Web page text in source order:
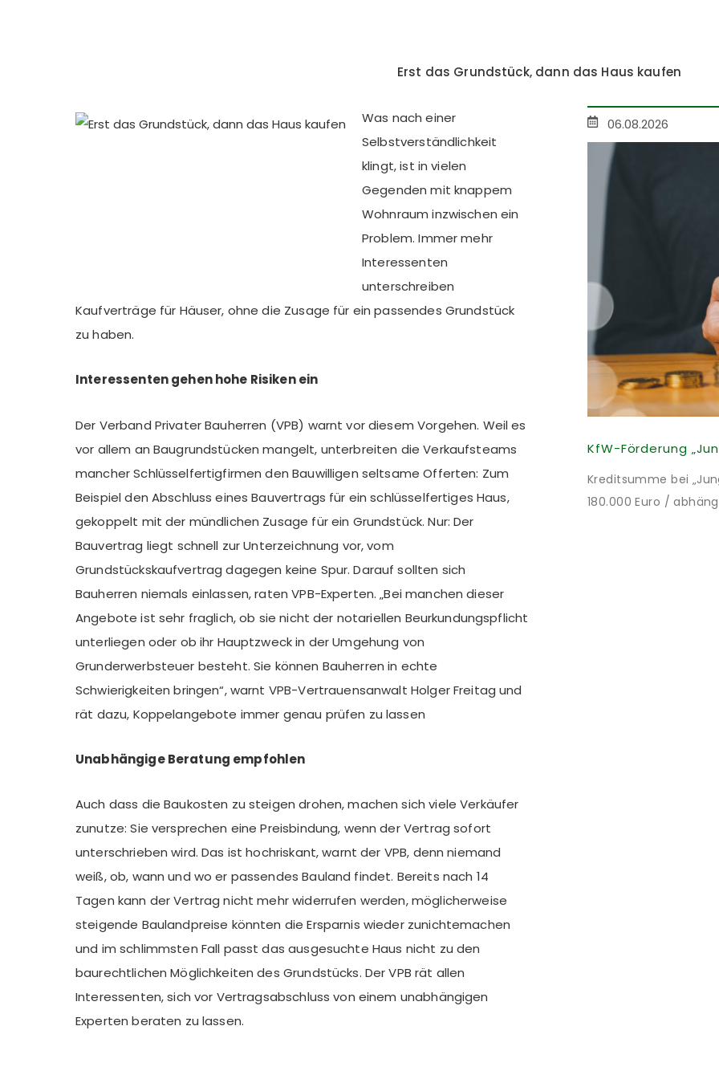
Erst das Grundstück, dann das Haus kaufen
Was nach einer
Selbstverständlichkeit
klingt, ist in vielen
Gegenden mit knappem
Wohnraum inzwischen ein
Problem. Immer mehr
Interessenten
unterschreiben
Kaufverträge für Häuser, ohne die Zusage für ein passendes Grundstück
zu haben.
Interessenten gehen hohe Risiken ein
Der Verband Privater Bauherren (VPB) warnt vor diesem Vorgehen. Weil es
vor allem an Baugrundstücken mangelt, unterbreiten die Verkaufsteams
mancher Schlüsselfertigfirmen den Bauwilligen seltsame Offerten: Zum
Beispiel den Abschluss eines Bauvertrags für ein schlüsselfertiges Haus,
gekoppelt mit der mündlichen Zusage für ein Grundstück. Nur: Der
Bauvertrag liegt schnell zur Unterzeichnung vor, vom
Grundstückskaufvertrag dagegen keine Spur. Darauf sollten sich
Bauherren niemals einlassen, raten VPB-Experten. „Bei manchen dieser
Angebote ist sehr fraglich, ob sie nicht der notariellen Beurkundungspflicht
unterliegen oder ob ihr Hauptzweck in der Umgehung von
Grunderwerbsteuer besteht. Sie können Bauherren in echte
Schwierigkeiten bringen“, warnt VPB-Vertrauensanwalt Holger Freitag und
rät dazu, Koppelangebote immer genau prüfen zu lassen
Unabhängige Beratung empfohlen
Auch dass die Baukosten zu steigen drohen, machen sich viele Verkäufer
zunutze: Sie versprechen eine Preisbindung, wenn der Vertrag sofort
unterschrieben wird. Das ist hochriskant, warnt der VPB, denn niemand
weiß, ob, wann und wo er passendes Bauland findet. Bereits nach 14
Tagen kann der Vertrag nicht mehr widerrufen werden, möglicherweise
steigende Baulandpreise könnten die Ersparnis wieder zunichtemachen
und im schlimmsten Fall passt das ausgesuchte Haus nicht zu den
baurechtlichen Möglichkeiten des Grundstücks. Der VPB rät allen
Interessenten, sich vor Vertragsabschluss von einem unabhängigen
Experten beraten zu lassen.
06.08.2026
Kreditsumme bei
180.000 Euro /